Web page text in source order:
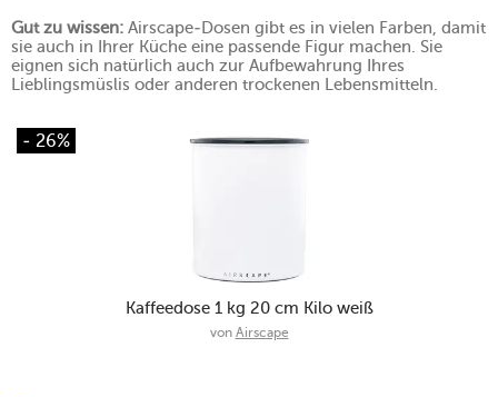
Gut zu wissen: Airscape-Dosen gibt es in vielen Farben, damit
sie auch in Ihrer Küche eine passende Figur machen. Sie
eignen sich natürlich auch zur Aufbewahrung Ihres
Lieblingsmüslis oder anderen trockenen Lebensmitteln.
- 26%
Kaffeedose 1 kg 20 cm Kilo weiß
von Airscape